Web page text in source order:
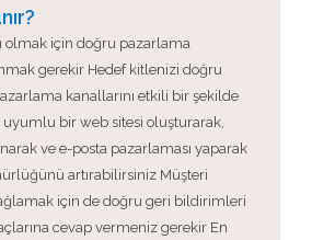
olmak için doğru pazarlama
gerekir Hedef kitlenizi doğru
kanallarını etkili bir şekilde
bir web sitesi oluşturarak,
ve e-posta pazarlaması yaparak
artırabilirsiniz Müşteri
için de doğru geri bildirimleri
cevap vermeniz gerekir En